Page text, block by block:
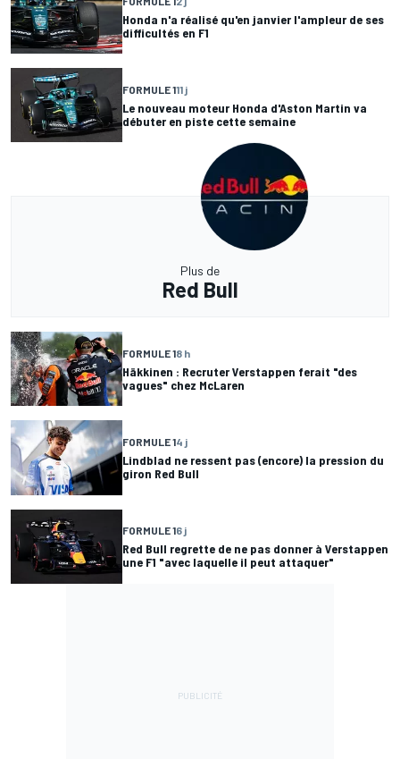
Honda n'a réalisé qu'en janvier l'ampleur de ses
difficultés en F1
FORMULE 111 j
Le nouveau moteur Honda d'Aston Martin va
débuter en piste cette semaine
Plus de
Red Bull
FORMULE 18 h
Häkkinen : Recruter Verstappen ferait "des
vagues" chez McLaren
FORMULE 14 j
Lindblad ne ressent pas (encore) la pression du
giron Red Bull
FORMULE 16 j
Red Bull regrette de ne pas donner à Verstappen
une F1 "avec laquelle il peut attaquer"